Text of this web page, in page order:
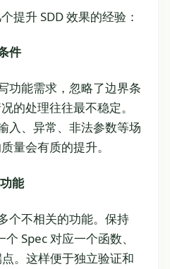
提升 SDD 效果的经验：
件
功能需求，忽略了边界条
的处理往往最不稳定。
入、异常、非法参数等场
量会有质的提升。
能
个不相关的功能。保持
Spec 对应一个函数、
。这样便于独立验证和